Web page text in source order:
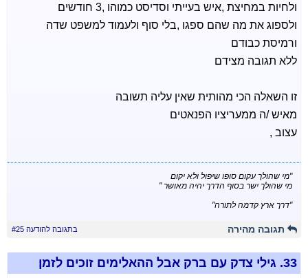
ולחיות במחיצת ,איש בעייתי וסדיסט כמוהו ,3 חודשים
ולספוג את מה שהם ספגו ,בלי סוף ולעמוד למשפט שדה
ורמיסת כבודם
ללא תגובה מצידם
זו השאלה הכי מהותית שאין עליה תשובה
מאיש /ה ממעריציו הפנאטים
עצוב ,
"מי שהולך עקום סופו שיפול ולא יקום
מי שהולך ישר בסוף הדרך יהיה מאושר "
"דרך ארץ קדמה לתורה"
תגובה מהירה בתגובה להודעה #25
33. גילי צדק עם ברק אבל ההאלימים זוכים לזמן